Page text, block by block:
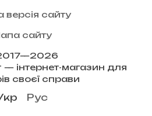
версія сайту
сайту
інтернет-магазин для
своєї справи
Рус